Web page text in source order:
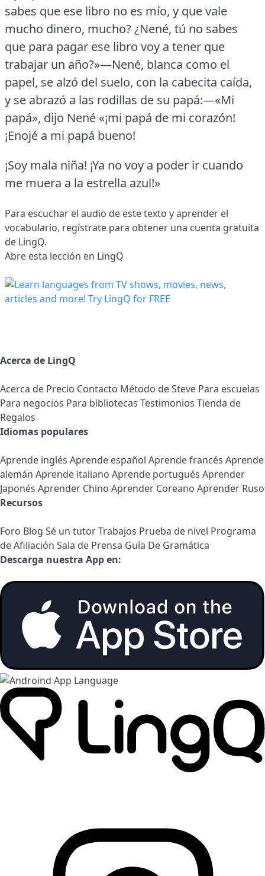
sabes que ese libro no es mío, y que vale
mucho dinero, mucho?¿Nené, tú no sabes
que para pagar ese libro voy a tener que
trabajar un año?»—Nené, blanca como el
papel, se alzó del suelo, con la cabecita caída,
y se abrazó a las rodillas de su papá:—«Mi
papá», dijo Nené «¡mi papá de mi corazón!
¡Enojé a mi papá bueno!
¡Soy mala niña! ¡Ya no voy a poder ir cuando
me muera a la estrella azul!»
Para escuchar el audio de este texto y aprender el
vocabulario, regístrate para obtener una cuenta gratuita
de LingQ.
Abre esta lección en LingQ
Acerca de LingQ
Acerca de Precio Contacto Método de Steve Para escuelas
Para negocios Para bibliotecas Testimonios Tienda de
Regalos
Idiomas populares
Aprende inglés Aprende español Aprende francés Aprende
alemán Aprende italiano Aprende portugués Aprender
Japonés Aprender Chino Aprender Coreano Aprender Ruso
Recursos
Foro Blog Sé un tutorTrabajos Prueba de nivel Programa
de Afiliación Sala de Prensa Guía De Gramática
Descarga nuestra App en: